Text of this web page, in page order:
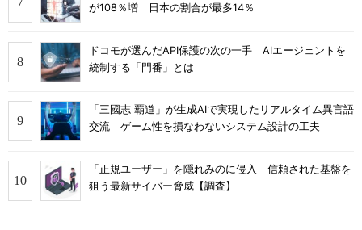
が108％増 日本の割合が最多14％
ドコモが選んだAPI保護の次の一手 AIエージェントを
統制する「門番」とは
「三國志 覇道」が生成AIで実現したリアルタイム異言語
交流 ゲーム性を損なわないシステム設計の工夫
「正規ユーザー」を隠れみのに侵入 信頼された基盤を
狙う最新サイバー脅威【調査】